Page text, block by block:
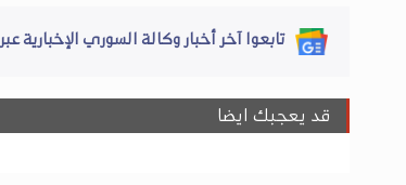
تابعوا آخر أخبار وكالة السوري الإخبارية عبر Google News
قد يعجبك ايضا